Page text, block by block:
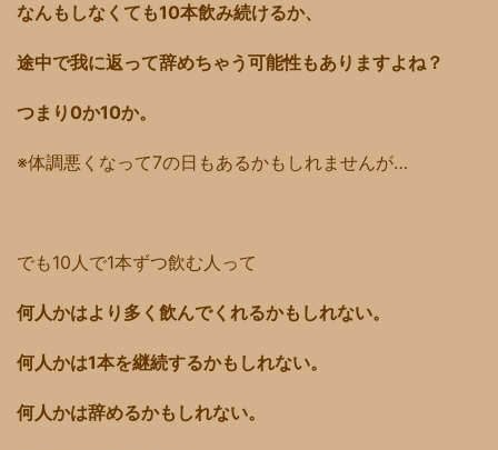
なんもしなくても10本飲み続けるか、
途中で我に返って辞めちゃう可能性もありますよね？
つまり0か10か。
※体調悪くなって7の日もあるかもしれませんが…
でも10人で1本ずつ飲む人って
何人かはより多く飲んでくれるかもしれない。
何人かは1本を継続するかもしれない。
何人かは辞めるかもしれない。